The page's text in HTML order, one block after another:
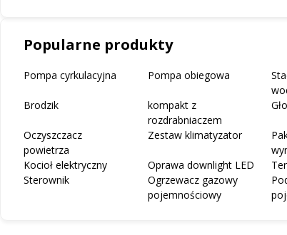
Popularne produkty
Pompa cyrkulacyjna Pompa obiegowa
Brodzik
kompakt z
rozdrabniaczem
Oczyszczacz
powietrza
Zestaw klimatyzator
Kocioł elektryczny
Oprawa downlight LED
Sterownik
Ogrzewacz gazowy
pojemnościowy